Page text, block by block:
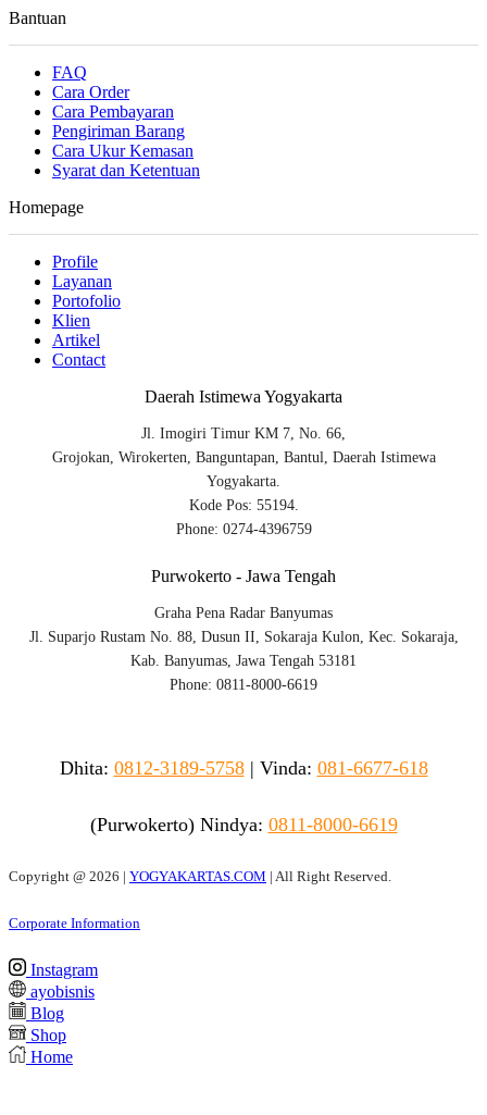
Bantuan
FAQ
Cara Order
Cara Pembayaran
Pengiriman Barang
Cara Ukur Kemasan
Syarat dan Ketentuan
Homepage
Profile
Layanan
Portofolio
Klien
Artikel
Contact
Daerah Istimewa Yogyakarta
Jl. Imogiri Timur KM 7, No. 66,
Grojokan, Wirokerten, Banguntapan, Bantul, Daerah Istimewa
Yogyakarta.
Kode Pos: 55194.
Phone: 0274-4396759
Purwokerto - Jawa Tengah
Graha Pena Radar Banyumas
Jl. Suparjo Rustam No. 88, Dusun II, Sokaraja Kulon, Kec. Sokaraja,
Kab. Banyumas, Jawa Tengah 53181
Phone: 0811-8000-6619
Dhita: 0812-3189-5758| Vinda: 081-6677-618
(Purwokerto) Nindya: 0811-8000-6619
Copyright @ 2026 | YOGYAKARTAS.COM | All Right Reserved.
Corporate Information
Instagram
ayobisnis
Blog
Shop
Home